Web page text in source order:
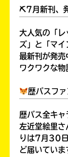
⛏7月新刊、
大人気の「レ
ズ」と「マ
最新刊が発
ワクワクな物
歴バスフ
歴バス全キャ
左近堂絵里
りは7月30
ど届いていま